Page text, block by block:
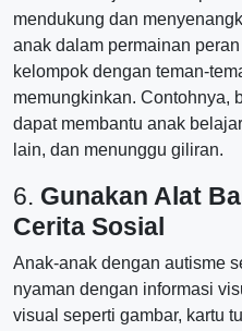
mendukung dan
anak dalam permainan
kelompok dengan teman-
memungkinkan. Contohnya,
dapat membantu anak
lain, dan menunggu giliran.
6. Gunakan Alat
Cerita Sosial
Anak-anak dengan autisme
nyaman dengan informasi
visual seperti gambar, kartu